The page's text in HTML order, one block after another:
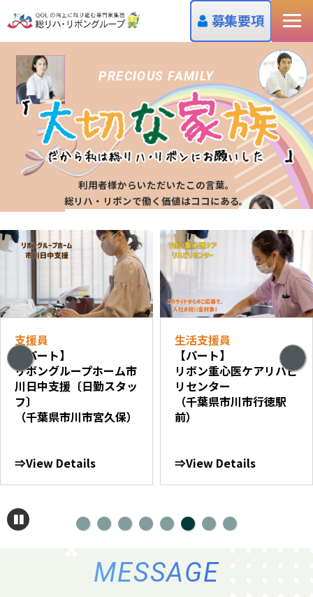
募集要項
PRECIOUS FAMILY
利用者様からいただいたこの言葉。
総リハ・リボンで働く価値はココにある。
支援員
【パート】
リボングループホーム市
川日中支援〔日勤スタッ
フ〕
（千葉県市川市宮久保）
⇒View Details
生活支援員
【パート】
リボン重心医ケアリハビ
リセンター
（千葉県市川市行徳駅
前）
⇒View Details
MESSAGE